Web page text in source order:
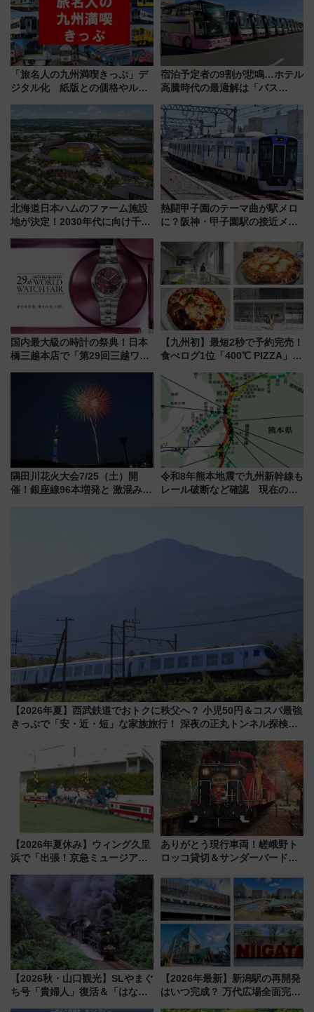
「旅名人の九州満喫きっぷ」デ
ジタル化 紙版との価格やルー
宿泊予定者の9割が悲鳴…ホテル
高騰時代の最適解は「バス
した、推し活遠征や観光時のリ
アルな懐事情
北海道日本ハムのファーム施設
地が決定！2030年代に向け千歳
熱闘甲子園のテーマ曲が駅メロ
に？阪神・甲子園駅の接近メロ
谷実アレンジの特別仕様へ、8月
5日始発から
国内最大級の時計の祭典！日本
橋三越本店で「第29回三越ワー
【2026年8月5日～25日】
【九州初】最短2秒で予約完売！
食べログ1位「400℃ PIZZA」が
プン。もつ鍋風など限定メニュ
ーも
隅田川花火大会7/25（土）開
催！銀座線96本増発と 激混みの
令和8年熊本地震で九州新幹線も
レール破断など確認 現在の運
【2026年夏】西武鉄道でおトクに秩父へ？ 小児50円＆コスパ最強
きっぷで「安・近・短」な家族旅行！ 深夜の正丸トンネル探検や
【2026年夏休み】ウィング久里
浜で「出張！京急ミュージア
ラリーや子ども制服撮影も
ありがとう現行車両！嵯峨野ト
ロッコ貸切＆サンダーバードレ
斉藤雪乃＆福原トシヒロと行
く！9月13日「京都の鉄道満喫
ツアー」開催
【2026秋・山口観光】SLやまぐ
ち号「貴婦人」復活＆「はなあ
【2026年最新】新潟駅の再開発
はいつ完成？ 万代広場全面完成